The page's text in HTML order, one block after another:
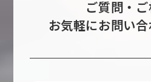
ご質問・ご
お気軽にお問い